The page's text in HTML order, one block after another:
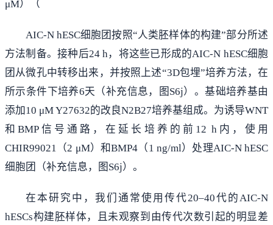
μM）（
AIC-N hESC细胞团按照“人类胚样体的构建”部分所述
方法制备。接种后24 h，将这些已形成的AIC-N hESC细胞
团从微孔中转移出来，并按照上述“3D包埋”培养方法，在
所示条件下培养6天（补充信息，图S6j）。基础培养基由
添加10 μM Y27632的改良N2B27培养基组成。为诱导WNT
和BMP信号通路，在延长培养的前12 h内，使用
CHIR99021（2 μM）和BMP4（1 ng/ml）处理AIC-N hESC
细胞团（补充信息，图S6j）。
在本研究中，我们通常使用传代20–40代的AIC-N
hESCs构建胚样体，且未观察到由传代次数引起的明显差